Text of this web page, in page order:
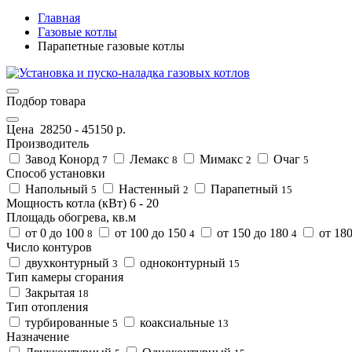
Главная
Газовые котлы
Парапетные газовые котлы
Подбор товара
Цена 28250 - 45150 р.
Производитель
Завод Конорд 7 Лемакс 8 Мимакс 2 Очаг 5
Способ установки
Напольный 5 Настенный 2 Парапетный 15
Мощность котла (кВт) 6 - 20
Площадь обогрева, кв.м
от 0 до 100 8 от 100 до 150 4 от 150 до 180 4 от
Число контуров
двухконтурный 3 одноконтурный 15
Тип камеры сгорания
Закрытая 18
Тип отопления
турбированные 5 коаксиальные 13
Назначение